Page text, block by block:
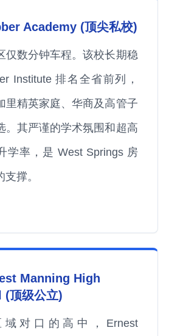
Academy (顶尖私校)
仅数分钟车程。该校长期稳
Institute 排名全省前列，
里精英家庭、华商及高管子
。其严谨的学术氛围和超高
学率，是 West Springs 房
撑。
Manning High
(顶级公立)
对口的高中，Ernest